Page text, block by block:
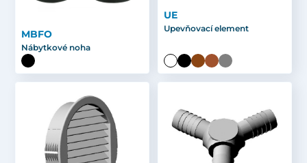
MBFO
Nábytkové noha
UE
Upevňovací element